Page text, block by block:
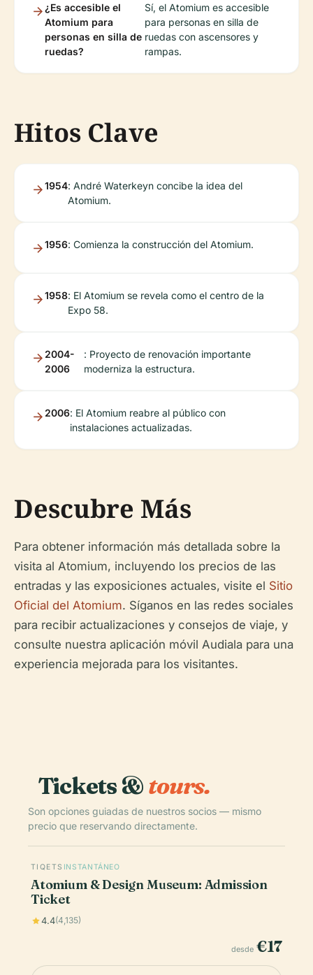
¿Es accesible el
Atomium para
personas en silla de
ruedas?
Sí, el Atomium es accesible
para personas en silla de
ruedas con ascensores y
rampas.
Hitos Clave
1954: André Waterkeyn concibe la idea del
Atomium.
1956: Comienza la construcción del Atomium.
1958: El Atomium se revela como el centro de la
Expo 58.
2004-
2006
: Proyecto de renovación importante
moderniza la estructura.
2006: El Atomium reabre al público con
instalaciones actualizadas.
Descubre Más
Para obtener información más detallada sobre la
visita al Atomium, incluyendo los precios de las
entradas y las exposiciones actuales, visite el Sitio
Oficial del Atomium. Síganos en las redes sociales
para recibir actualizaciones y consejos de viaje, y
consulte nuestra aplicación móvil Audiala para una
experiencia mejorada para los visitantes.
Tickets &tours.
Son opciones guiadas de nuestros socios — mismo
precio que reservando directamente.
TIQETS INSTANTÁNEO
Atomium & Design Museum: Admission
Ticket
4.4(4,135)
desde €17